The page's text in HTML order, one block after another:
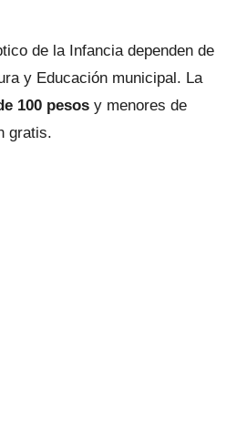
de la Infancia dependen de
y Educación municipal. La
100 pesos y menores de
gratis.